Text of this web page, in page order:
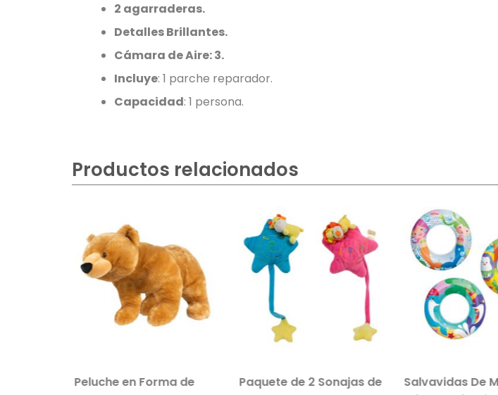
2 agarraderas.
Detalles Brillantes.
Cámara de Aire: 3.
Incluye: 1 parche reparador.
Capacidad: 1 persona.
Productos relacionados
Peluche en Forma de
Paquete de 2 Sonajas de
Salvavidas De